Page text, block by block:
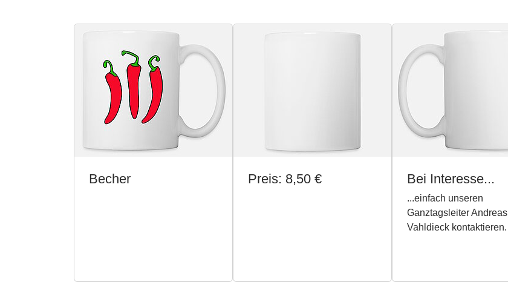
Becher Preis: 8,50 € Bei Interesse...
...einfach unseren
Ganztagsleiter Andreas
Vahldieck kontaktieren.